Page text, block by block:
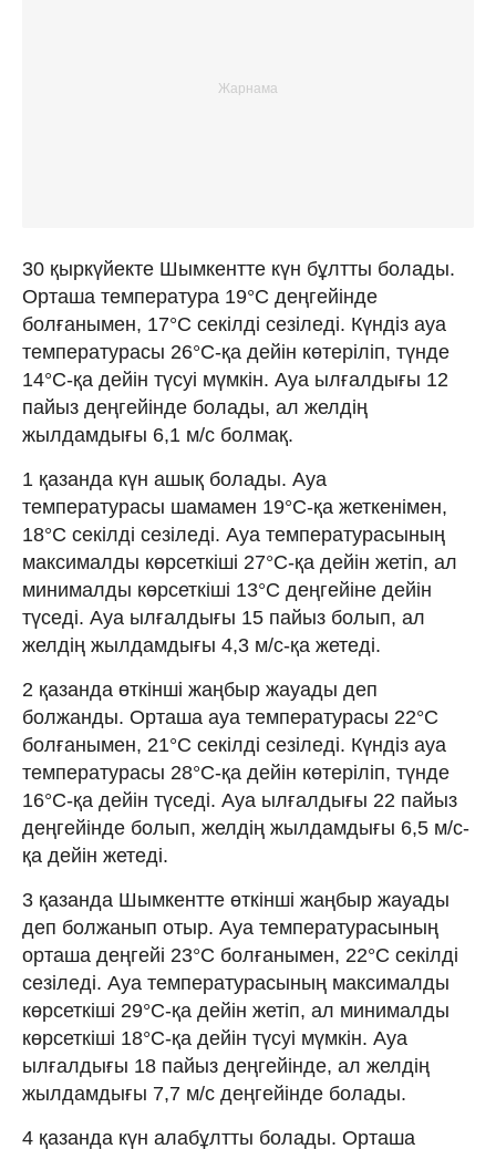
30 қыркүйекте Шымкентте күн бұлтты болады.
Орташа температура 19°C деңгейінде
болғанымен, 17°C секілді сезіледі. Күндіз ауа
температурасы 26°C-қа дейін көтеріліп, түнде
14°C-қа дейін түсуі мүмкін. Ауа ылғалдығы 12
пайыз деңгейінде болады, ал желдің
жылдамдығы 6,1 м/с болмақ.
1 қазанда күн ашық болады. Ауа
температурасы шамамен 19°C-қа жеткенімен,
18°C секілді сезіледі. Ауа температурасының
максималды көрсеткіші 27°C-қа дейін жетіп, ал
минималды көрсеткіші 13°C деңгейіне дейін
түседі. Ауа ылғалдығы 15 пайыз болып, ал
желдің жылдамдығы 4,3 м/с-қа жетеді.
2 қазанда өткінші жаңбыр жауады деп
болжанды. Орташа ауа температурасы 22°C
болғанымен, 21°C секілді сезіледі. Күндіз ауа
температурасы 28°C-қа дейін көтеріліп, түнде
16°C-қа дейін түседі. Ауа ылғалдығы 22 пайыз
деңгейінде болып, желдің жылдамдығы 6,5 м/с-
қа дейін жетеді.
3 қазанда Шымкентте өткінші жаңбыр жауады
деп болжанып отыр. Ауа температурасының
орташа деңгейі 23°C болғанымен, 22°C секілді
сезіледі. Ауа температурасының максималды
көрсеткіші 29°C-қа дейін жетіп, ал минималды
көрсеткіші 18°C-қа дейін түсуі мүмкін. Ауа
ылғалдығы 18 пайыз деңгейінде, ал желдің
жылдамдығы 7,7 м/с деңгейінде болады.
4 қазанда күн алабұлтты болады. Орташа